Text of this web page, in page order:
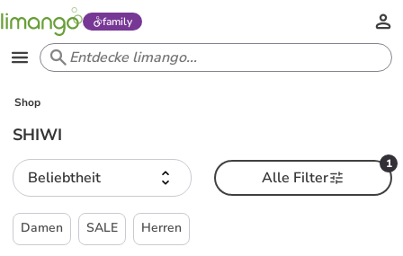
family
Shop
SHIWI
Beliebtheit
1
Alle Filter
Damen SALE Herren